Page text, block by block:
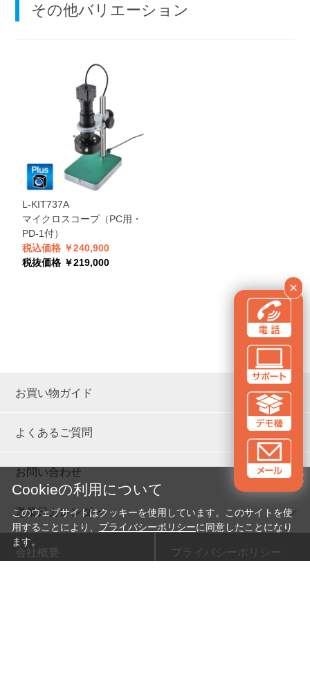
×
その他バリエーション
L-KIT737A
マイクロスコープ（PC用・
PD-1付）
税込価格 ￥240,900
税抜価格 ￥219,000
お買い物ガイド
よくあるご質問
お問い合わせ
営業日カレンダー
会社概要 プライバシーポリシー
✕
Cookieの利用について
このウェブサイトはクッキーを使用しています。このサイトを使
用することにより、 プライバシーポリシーに同意したことになり
ます。